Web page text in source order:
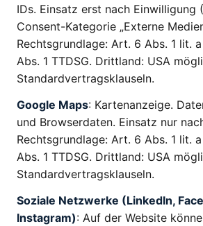
IDs. Einsatz erst nach Einwilligung
Consent-Kategorie „Externe
Rechtsgrundlage: Art. 6 Abs. 1 lit.
Abs. 1 TTDSG. Drittland: USA
Standardvertragsklauseln.
Google Maps: Kartenanzeige.
und Browserdaten. Einsatz nur
Rechtsgrundlage: Art. 6 Abs. 1 lit.
Abs. 1 TTDSG. Drittland: USA
Standardvertragsklauseln.
Soziale Netzwerke (LinkedIn,
Instagram): Auf der Website